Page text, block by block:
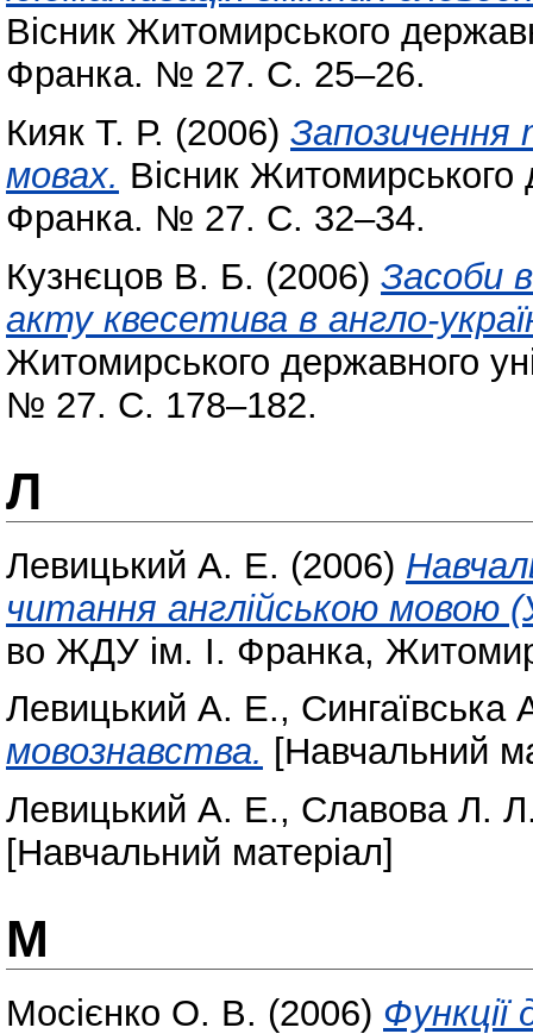
Вісник Житомирського
Франка. № 27. С. 25–26.
Кияк Т. Р. (2006) Запозичення
мовах. Вісник Житомирського
Франка. № 27. С. 32–34.
Кузнєцов В. Б. (2006) Засоби
акту квесетива в англо-
Житомирського державного
№ 27. С. 178–182.
Л
Левицький А. Е. (2006)
читання англійською мовою
во ЖДУ ім. І. Франка,
Левицький А. Е., Сингаївська
мовознавства. [Навчальний
Левицький А. Е., Славова Л.
[Навчальний матеріал]
М
Мосієнко О. В. (2006) Функції